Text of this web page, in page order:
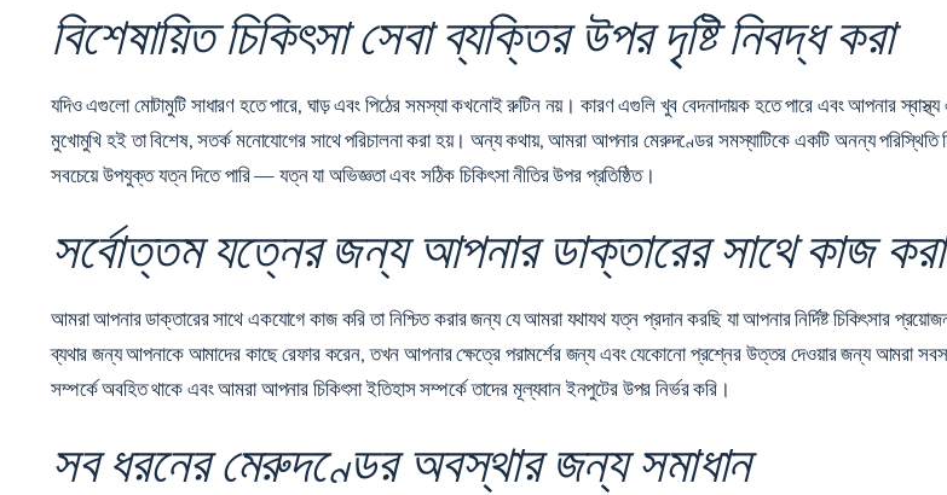
বিশেষায়িত চিকিৎসা সেবা ব্যক্তির উপর দৃষ্টি নিবদ্ধ করা
যদিও এগুলো মোটামুটি সাধারণ হতে পারে, ঘাড় এবং পিঠের সমস্যা কখনোই রুটিন নয়। কারণ এগুলি খুব বেদনাদায়ক হতে পারে এবং আপনার
মুখোমুখি হই তা বিশেষ, সতর্ক মনোযোগের সাথে পরিচালনা করা হয়। অন্য কথায়, আমরা আপনার মেরুদণ্ডের সমস্যাটিকে একটি অনন্য
সবচেয়ে উপযুক্ত যত্ন দিতে পারি — যত্ন যা অভিজ্ঞতা এবং সঠিক চিকিৎসা নীতির উপর প্রতিষ্ঠিত।
সর্বোত্তম যত্নের জন্য আপনার ডাক্তারের সাথে কাজ করা
আমরা আপনার ডাক্তারের সাথে একযোগে কাজ করি তা নিশ্চিত করার জন্য যে আমরা যথাযথ যত্ন প্রদান করছি যা আপনার নির্দিষ্ট চিকিৎসার
ব্যথার জন্য আপনাকে আমাদের কাছে রেফার করেন, তখন আপনার ক্ষেত্রে পরামর্শের জন্য এবং যেকোনো প্রশ্নের উত্তর দেওয়ার জন্য আমরা
সম্পর্কে অবহিত থাকে এবং আমরা আপনার চিকিৎসা ইতিহাস সম্পর্কে তাদের মূল্যবান ইনপুটের উপর নির্ভর করি।
সব ধরনের মেরুদণ্ডের অবস্থার জন্য সমাধান